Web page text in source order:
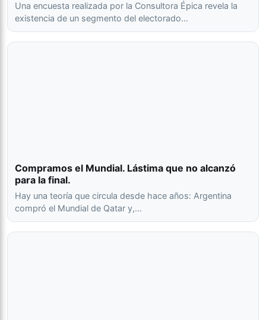
Una encuesta realizada por la Consultora Épica revela la
existencia de un segmento del electorado…
Compramos el Mundial. Lástima que no alcanzó
para la final.
Hay una teoría que circula desde hace años: Argentina
compró el Mundial de Qatar y,…